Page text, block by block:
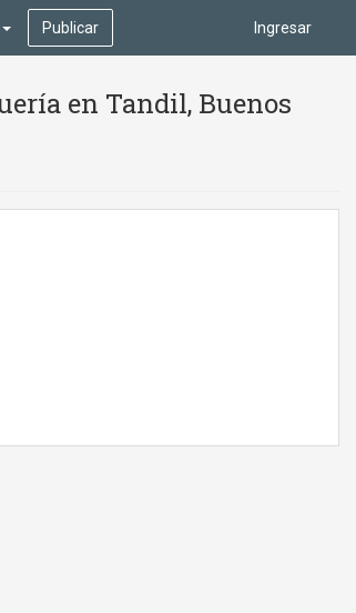
Ingresar
Publicar
en Tandil, Buenos